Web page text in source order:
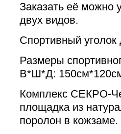
Заказать её можно
двух видов.
Спортивный
Размеры
В*Ш*Д:
Комплекс СЕКРО-
площадка из
поролон в кожзаме.